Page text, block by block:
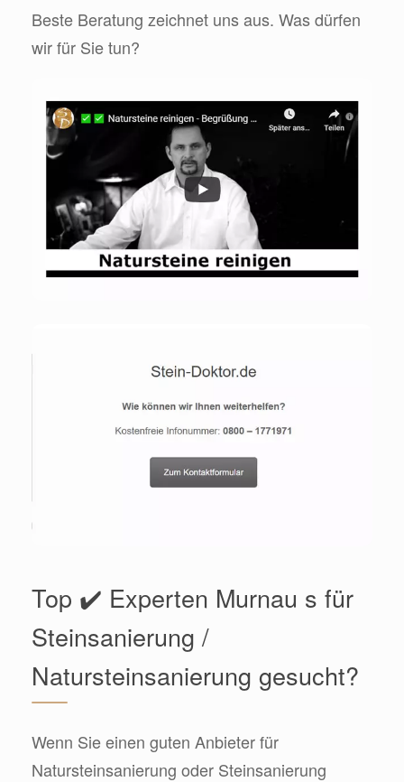
Beste Beratung zeichnet uns aus. Was dürfen
wir für Sie tun?
Top ✔️ Experten Murnau s für
Steinsanierung /
Natursteinsanierung gesucht?
Wenn Sie einen guten Anbieter für
Natursteinsanierung oder Steinsanierung